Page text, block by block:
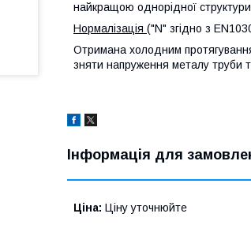
найкращою однорідної
Нормалізація ("N" згідно з
Отримана холодним
зняти напруження металу труби
Інформація для
Ціна: Ціну уточнюйте